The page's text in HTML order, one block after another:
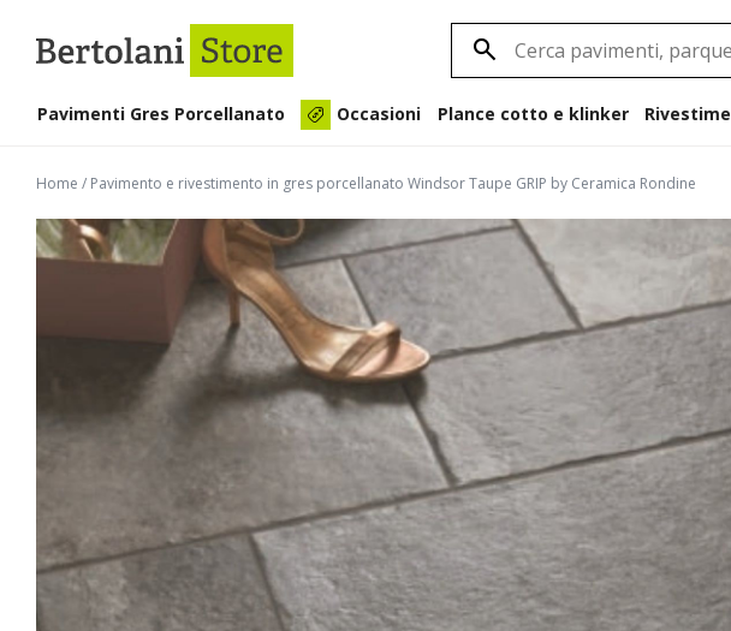
Pavimenti Gres Porcellanato Occasioni Plance cotto e klinker
Home / Pavimento e rivestimento in gres porcellanato Windsor Taupe GRIP by Ceramica Rondine